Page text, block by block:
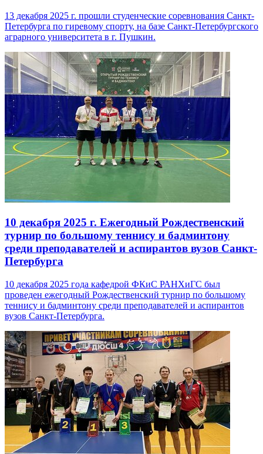
13 декабря 2025 г. прошли студенческие соревнования Санкт-
Петербурга по гиревому спорту, на базе Санкт-Петербургского
аграрного университета в г. Пушкин.
10 декабря 2025 г. Ежегодный Рождественский
турнир по большому теннису и бадминтону
среди преподавателей и аспирантов вузов Санкт-
Петербурга
10 декабря 2025 года кафедрой ФКиС РАНХиГС был
проведен ежегодный Рождественский турнир по большому
теннису и бадминтону среди преподавателей и аспирантов
вузов Санкт-Петербурга.